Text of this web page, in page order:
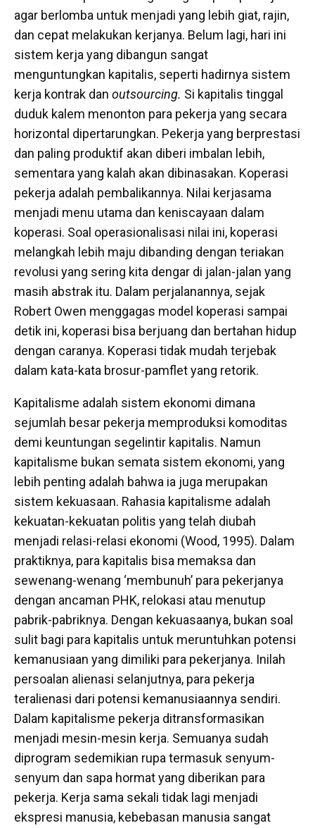
agar berlomba untuk menjadi yang lebih giat, rajin,
dan cepat melakukan kerjanya. Belum lagi, hari ini
sistem kerja yang dibangun sangat
menguntungkan kapitalis, seperti hadirnya sistem
kerja kontrak dan outsourcing. Si kapitalis tinggal
duduk kalem menonton para pekerja yang secara
horizontal dipertarungkan. Pekerja yang berprestasi
dan paling produktif akan diberi imbalan lebih,
sementara yang kalah akan dibinasakan. Koperasi
pekerja adalah pembalikannya. Nilai kerjasama
menjadi menu utama dan keniscayaan dalam
koperasi. Soal operasionalisasi nilai ini, koperasi
melangkah lebih maju dibanding dengan teriakan
revolusi yang sering kita dengar di jalan-jalan yang
masih abstrak itu. Dalam perjalanannya, sejak
Robert Owen menggagas model koperasi sampai
detik ini, koperasi bisa berjuang dan bertahan hidup
dengan caranya. Koperasi tidak mudah terjebak
dalam kata-kata brosur-pamflet yang retorik.
Kapitalisme adalah sistem ekonomi dimana
sejumlah besar pekerja memproduksi komoditas
demi keuntungan segelintir kapitalis. Namun
kapitalisme bukan semata sistem ekonomi, yang
lebih penting adalah bahwa ia juga merupakan
sistem kekuasaan. Rahasia kapitalisme adalah
kekuatan-kekuatan politis yang telah diubah
menjadi relasi-relasi ekonomi (Wood, 1995). Dalam
praktiknya, para kapitalis bisa memaksa dan
sewenang-wenang ‘membunuh’ para pekerjanya
dengan ancaman PHK, relokasi atau menutup
pabrik-pabriknya. Dengan kekuasaanya, bukan soal
sulit bagi para kapitalis untuk meruntuhkan potensi
kemanusiaan yang dimiliki para pekerjanya. Inilah
persoalan alienasi selanjutnya, para pekerja
teralienasi dari potensi kemanusiaannya sendiri.
Dalam kapitalisme pekerja ditransformasikan
menjadi mesin-mesin kerja. Semuanya sudah
diprogram sedemikian rupa termasuk senyum-
senyum dan sapa hormat yang diberikan para
pekerja. Kerja sama sekali tidak lagi menjadi
ekspresi manusia, kebebasan manusia sangat